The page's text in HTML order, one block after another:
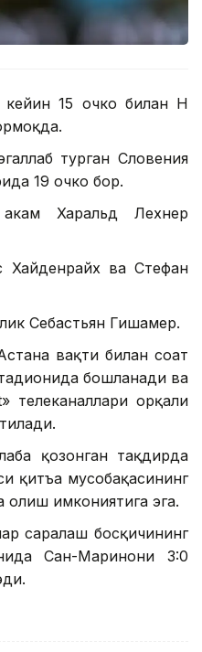
15 очко билан H
турган Словения
19 очко бор.
Харальд Лехнер
Хайденрайх ва Стефан
Себастьян Гишамер.
вақти билан соат
бошланади ва
телеканаллари орқали
қозонган тақдирда
қитъа мусобақасининг
олиш имкониятига эга.
саралаш босқичининг
Сан-Маринони 3:0